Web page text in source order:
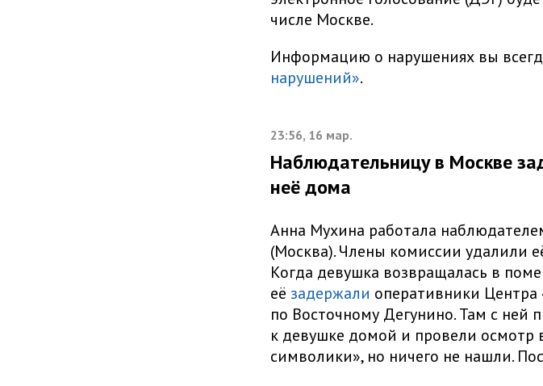
числе Москве.
Информацию о нарушениях вы
нарушений».
23:56, 16 мар.
Наблюдательницу в Москве
неё дома
Анна Мухина работала
(Москва). Члены комиссии удалили
Когда девушка возвращалась в
её задержали оперативники
по Восточному Дегунино. Там с ней
к девушке домой и провели осмотр
символики», но ничего не нашли.